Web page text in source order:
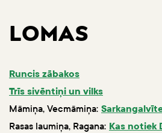
LOMAS
Runcis zābakos
Trīs sivēntiņi un vilks
Māmiņa, Vecmāmiņa:
Rasas laumiņa, Ragana: Kas notiek